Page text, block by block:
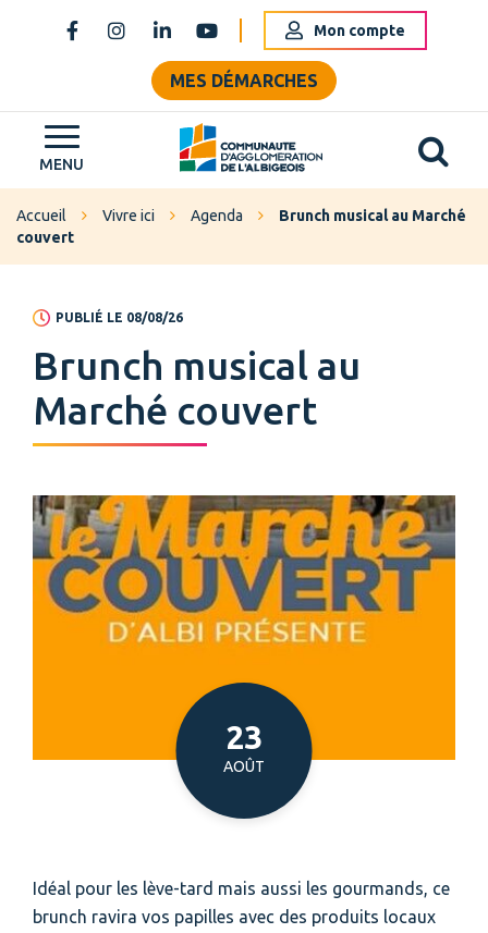
Lien vers le compte Facebook
Lien vers le compte Instagram
Lien vers le compte Linkedin
Lien vers la chaîne Youtube
Mon compte
MES DÉMARCHES
MENU Grand Albigeois
Accueil Vivre ici Agenda
Brunch musical au Marché
couvert
Du
23
AOÛT
PUBLIÉ LE 08/08/26
Brunch musical au
Marché couvert
Idéal pour les lève-tard mais aussi les gourmands, ce
brunch ravira vos papilles avec des produits locaux